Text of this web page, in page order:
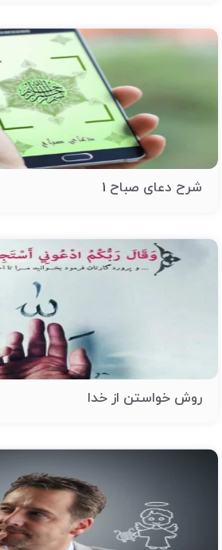
شرح دعای صباح 1
روش خواستن از خدا